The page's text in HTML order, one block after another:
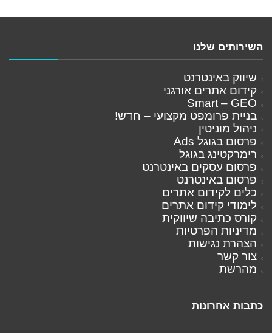
השירותים שלנו
שיווק באינטרנט
קידום אתרים אורגני
Smart – GEO
בניית פרומפט מקצועי – חדש!
ניהול מוניטין
פרסום בגוגל Ads
רימרקטינג בגוגל
פרסום עסקים באינטרנט
פרסום באינטרנט
כלים לקידום אתרים
לימודי קידום אתרים
קורס כתיבה שיווקית
מדיניות הפרטיות
הצהרת נגישות
צור קשר
מהרשת
כתבות אחרונות